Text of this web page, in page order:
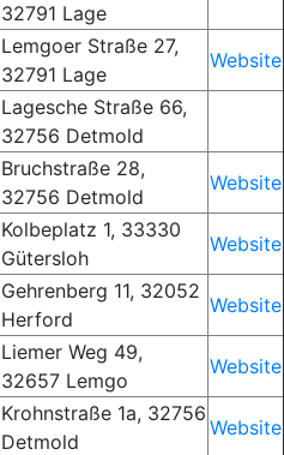
32791 Lage
Lemgoer Straße 27,
32791 Lage
Website
Lagesche Straße 66,
32756 Detmold
Bruchstraße 28,
32756 Detmold
Website
Kolbeplatz 1, 33330
Gütersloh
Website
Gehrenberg 11, 32052
Herford
Website
Liemer Weg 49,
32657 Lemgo
Website
Krohnstraße 1a, 32756
Detmold
Website